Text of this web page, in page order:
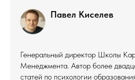
Павел Киселев
Генеральный директор Школы
Менеджмента. Автор более
статей по психологии